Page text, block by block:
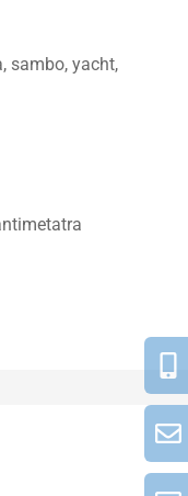
sambo, yacht,